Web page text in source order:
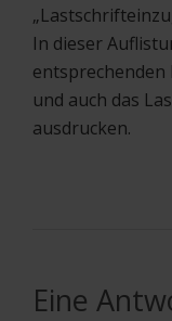
In dieser
und auch das
ausdrucken.
Eine